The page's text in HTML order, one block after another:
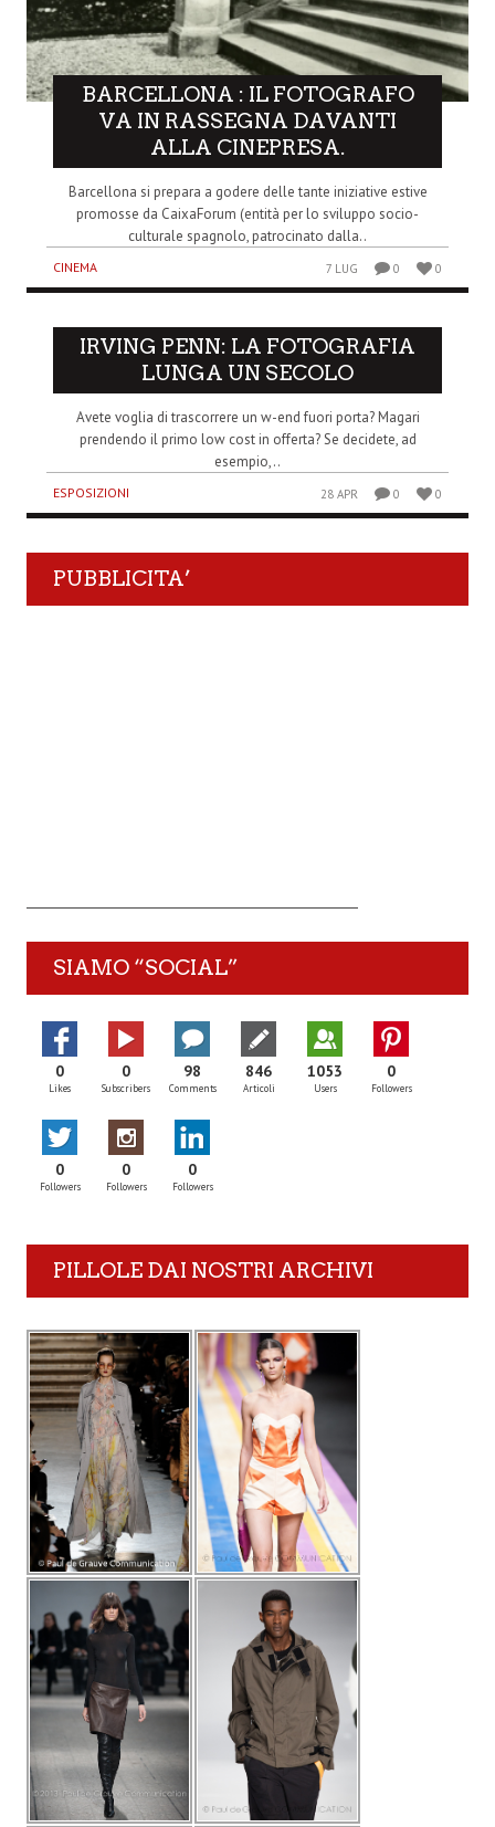
BARCELLONA : IL FOTOGRAFO
VA IN RASSEGNA DAVANTI
ALLA CINEPRESA.
Barcellona si prepara a godere delle tante iniziative estive
promosse da CaixaForum (entità per lo sviluppo socio-
culturale spagnolo, patrocinato dalla..
CINEMA 7 LUG 0 0
IRVING PENN: LA FOTOGRAFIA
LUNGA UN SECOLO
Avete voglia di trascorrere un w-end fuori porta? Magari
prendendo il primo low cost in offerta? Se decidete, ad
esempio,..
ESPOSIZIONI 28 APR 0 0
PUBBLICITA’
SIAMO “SOCIAL”
0
Likes
0
Subscribers
98
Comments
846
Articoli
1053
Users
0
Followers
0
Followers
0
Followers
0
Followers
PILLOLE DAI NOSTRI ARCHIVI